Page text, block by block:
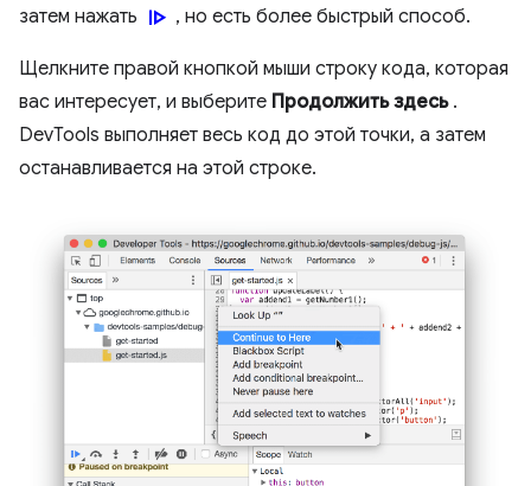
затем нажать resume , но есть более быстрый способ.
Щелкните правой кнопкой мыши строку кода, которая
вас интересует, и выберите Продолжить здесь.
DevTools выполняет весь код до этой точки, а затем
останавливается на этой строке.